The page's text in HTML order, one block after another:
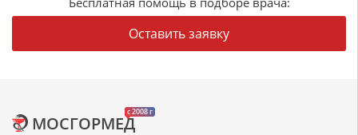
Оставить заявку
c 2008 г
МОСГОРМЕД